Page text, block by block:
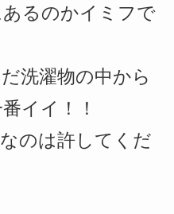
るのかイミフで
洗濯物の中から
イイ！！
のは許してくだ